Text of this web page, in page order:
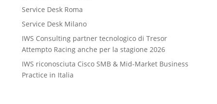
Service Desk Roma
Service Desk Milano
IWS Consulting partner tecnologico di Tresor
Attempto Racing anche per la stagione 2026
IWS riconosciuta Cisco SMB & Mid-Market Business
Practice in Italia